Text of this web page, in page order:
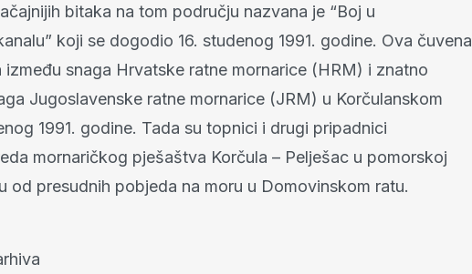
bitaka na tom području nazvana je “Boj u
koji se dogodio 16. studenog 1991. godine. Ova čuvena
snaga Hrvatske ratne mornarice (HRM) i znatno
Jugoslavenske ratne mornarice (JRM) u Korčulanskom
1991. godine. Tada su topnici i drugi pripadnici
mornaričkog pješaštva Korčula – Pelješac u pomorskoj
od presudnih pobjeda na moru u Domovinskom ratu.